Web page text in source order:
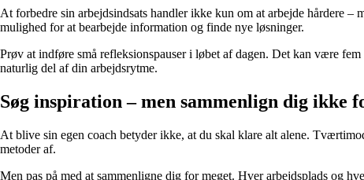
At forbedre sin arbejdsindsats handler ikke kun om at arbejde hårdere –
mulighed for at bearbejde information og finde nye løsninger.
Prøv at indføre små refleksionspauser i løbet af dagen. Det kan være
naturlig del af din arbejdsrytme.
Søg inspiration – men sammenlign dig ikke
At blive sin egen coach betyder ikke, at du skal klare alt alene.
metoder af.
Men pas på med at sammenligne dig for meget. Hver arbejdsplads og